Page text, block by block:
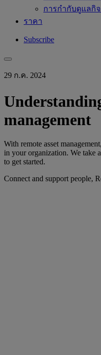
การกำกับดูแลกิ
ราคา
Subscribe
29 ก.ค. 2024
management
With remote asset
in your organization. We take
to get started.
Connect and support people,